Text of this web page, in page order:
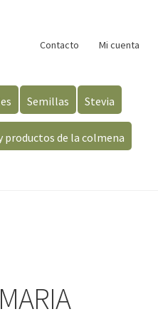
Contacto Mi cuenta
Semillas Stevia
productos de la colmena